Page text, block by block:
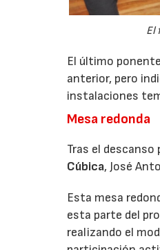
El
El último
anterior, pero
instalaciones
Mesa redonda
Tras el
Cúbica, José
Esta mesa
esta parte del
realizando el